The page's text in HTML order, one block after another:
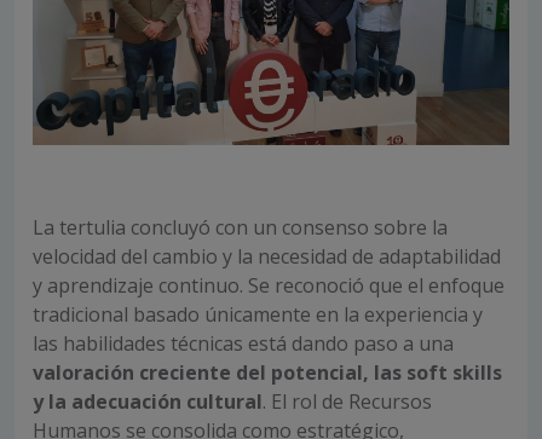
La tertulia concluyó con un consenso sobre la
velocidad del cambio y la necesidad de adaptabilidad
y aprendizaje continuo. Se reconoció que el enfoque
tradicional basado únicamente en la experiencia y
las habilidades técnicas está dando paso a una
valoración creciente del potencial, las soft skills
y la adecuación cultural. El rol de Recursos
Humanos se consolida como estratégico,